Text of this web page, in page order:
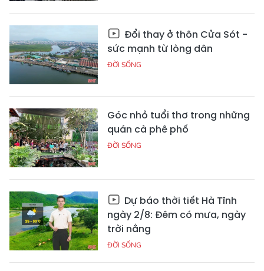
Đổi thay ở thôn Cửa Sót -
sức mạnh từ lòng dân
ĐỜI SỐNG
Góc nhỏ tuổi thơ trong những
quán cà phê phố
ĐỜI SỐNG
Dự báo thời tiết Hà Tĩnh
ngày 2/8: Đêm có mưa, ngày
trời nắng
ĐỜI SỐNG